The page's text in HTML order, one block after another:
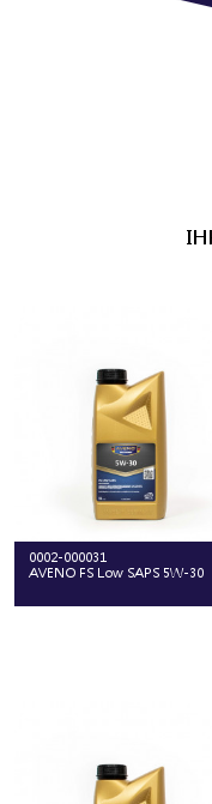
0002-000031
AVENO FS Low SAPS 5W-30